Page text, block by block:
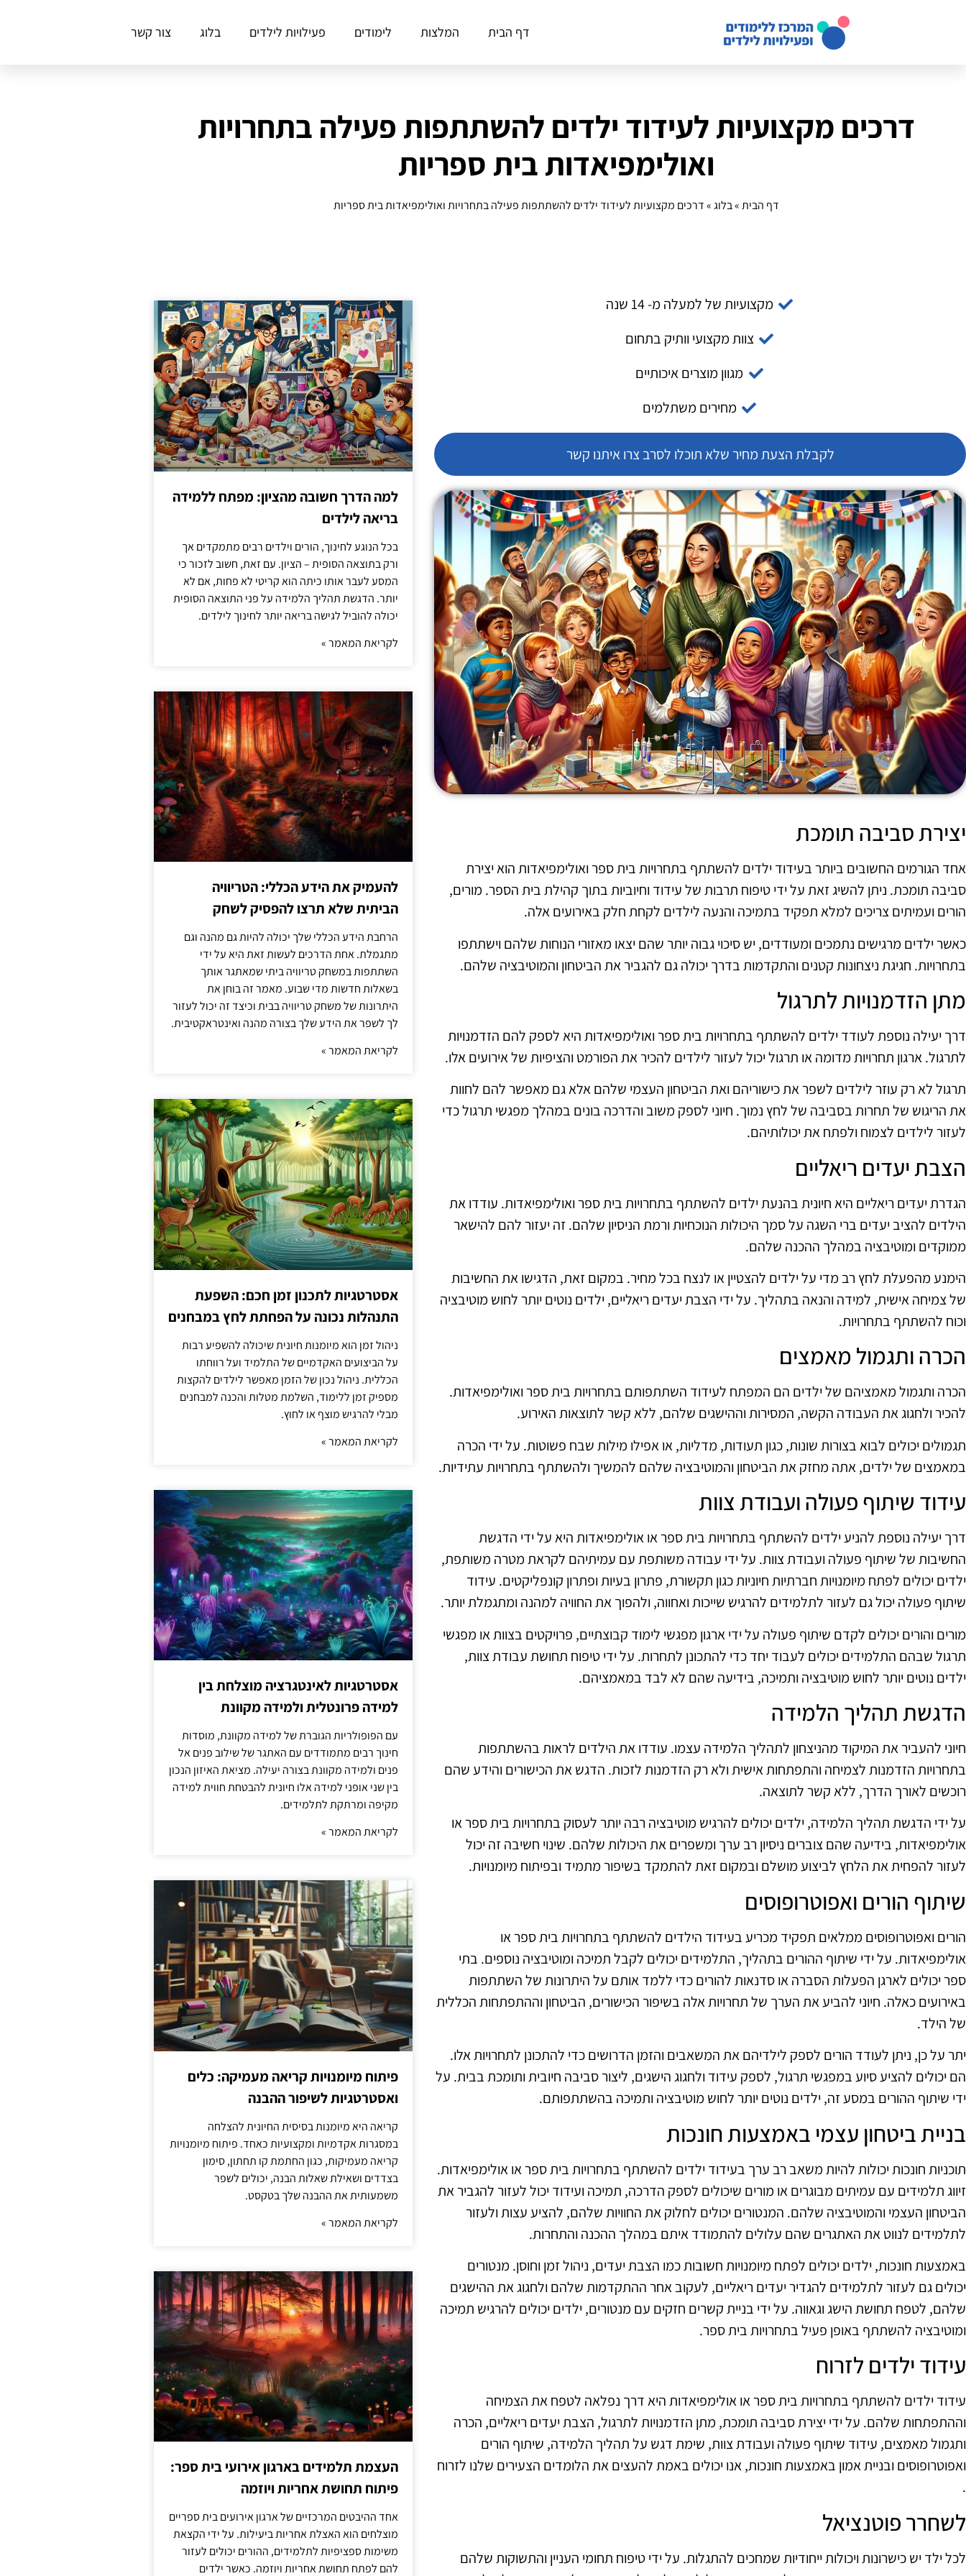
דף הבית המלצות לימודים פעילויות לילדים בלוג צור קשר
דרכים מקצועיות לעידוד ילדים להשתתפות פעילה בתחרויות
ואולימפיאדות בית ספריות
דף הבית»בלוג»דרכים מקצועיות לעידוד ילדים להשתתפות פעילה בתחרויות ואולימפיאדות בית ספריות
מקצועיות של למעלה מ- 14 שנה
צוות מקצועי וותיק בתחום
מגוון מוצרים איכותיים
מחירים משתלמים
לקבלת הצעת מחיר שלא תוכלו לסרב צרו איתנו קשר
יצירת סביבה תומכת
אחד הגורמים החשובים ביותר בעידוד ילדים להשתתף בתחרויות בית ספר ואולימפיאדות הוא יצירת
סביבה תומכת. ניתן להשיג זאת על ידי טיפוח תרבות של עידוד וחיוביות בתוך קהילת בית הספר. מורים,
הורים ועמיתים צריכים למלא תפקיד בתמיכה והנעה לילדים לקחת חלק באירועים אלה.
כאשר ילדים מרגישים נתמכים ומעודדים, יש סיכוי גבוה יותר שהם יצאו מאזורי הנוחות שלהם וישתתפו
בתחרויות. חגיגת ניצחונות קטנים והתקדמות בדרך יכולה גם להגביר את הביטחון והמוטיבציה שלהם.
מתן הזדמנויות לתרגול
דרך יעילה נוספת לעודד ילדים להשתתף בתחרויות בית ספר ואולימפיאדות היא לספק להם הזדמנויות
לתרגול. ארגון תחרויות מדומה או תרגול יכול לעזור לילדים להכיר את הפורמט והציפיות של אירועים אלו.
תרגול לא רק עוזר לילדים לשפר את כישוריהם ואת הביטחון העצמי שלהם אלא גם מאפשר להם לחוות
את הריגוש של תחרות בסביבה של לחץ נמוך. חיוני לספק משוב והדרכה בונים במהלך מפגשי תרגול כדי
לעזור לילדים לצמוח ולפתח את יכולותיהם.
הצבת יעדים ריאליים
הגדרת יעדים ריאליים היא חיונית בהנעת ילדים להשתתף בתחרויות בית ספר ואולימפיאדות. עודדו את
הילדים להציב יעדים ברי השגה על סמך היכולות הנוכחיות ורמת הניסיון שלהם. זה יעזור להם להישאר
ממוקדים ומוטיבציה במהלך ההכנה שלהם.
הימנע מהפעלת לחץ רב מדי על ילדים להצטיין או לנצח בכל מחיר. במקום זאת, הדגישו את החשיבות
של צמיחה אישית, למידה והנאה בתהליך. על ידי הצבת יעדים ריאליים, ילדים נוטים יותר לחוש מוטיבציה
וכוח להשתתף בתחרויות.
הכרה ותגמול מאמצים
הכרה ותגמול מאמציהם של ילדים הם המפתח לעידוד השתתפותם בתחרויות בית ספר ואולימפיאדות.
להכיר ולחגוג את העבודה הקשה, המסירות וההישגים שלהם, ללא קשר לתוצאות האירוע.
תגמולים יכולים לבוא בצורות שונות, כגון תעודות, מדליות, או אפילו מילות שבח פשוטות. על ידי הכרה
במאמצים של ילדים, אתה מחזק את הביטחון והמוטיבציה שלהם להמשיך ולהשתתף בתחרויות עתידיות.
עידוד שיתוף פעולה ועבודת צוות
דרך יעילה נוספת להניע ילדים להשתתף בתחרויות בית ספר או אולימפיאדות היא על ידי הדגשת
החשיבות של שיתוף פעולה ועבודת צוות. על ידי עבודה משותפת עם עמיתיהם לקראת מטרה משותפת,
ילדים יכולים לפתח מיומנויות חברתיות חיוניות כגון תקשורת, פתרון בעיות ופתרון קונפליקטים. עידוד
שיתוף פעולה יכול גם לעזור לתלמידים להרגיש שייכות ואחווה, ולהפוך את החוויה למהנה ומתגמלת יותר.
מורים והורים יכולים לקדם שיתוף פעולה על ידי ארגון מפגשי לימוד קבוצתיים, פרויקטים בצוות או מפגשי
תרגול שבהם התלמידים יכולים לעבוד יחד כדי להתכונן לתחרות. על ידי טיפוח תחושת עבודת צוות,
ילדים נוטים יותר לחוש מוטיבציה ותמיכה, בידיעה שהם לא לבד במאמציהם.
הדגשת תהליך הלמידה
חיוני להעביר את המיקוד מהניצחון לתהליך הלמידה עצמו. עודדו את הילדים לראות בהשתתפות
בתחרויות הזדמנות לצמיחה והתפתחות אישית ולא רק הזדמנות לזכות. הדגש את הכישורים והידע שהם
רוכשים לאורך הדרך, ללא קשר לתוצאה.
על ידי הדגשת תהליך הלמידה, ילדים יכולים להרגיש מוטיבציה רבה יותר לעסוק בתחרויות בית ספר או
אולימפיאדות, בידיעה שהם צוברים ניסיון רב ערך ומשפרים את היכולות שלהם. שינוי חשיבה זה יכול
לעזור להפחית את הלחץ לביצוע מושלם ובמקום זאת להתמקד בשיפור מתמיד ובפיתוח מיומנויות.
שיתוף הורים ואפוטרופוסים
הורים ואפוטרופוסים ממלאים תפקיד מכריע בעידוד הילדים להשתתף בתחרויות בית ספר או
אולימפיאדות. על ידי שיתוף ההורים בתהליך, התלמידים יכולים לקבל תמיכה ומוטיבציה נוספים. בתי
ספר יכולים לארגן הפעלות הסברה או סדנאות להורים כדי ללמד אותם על היתרונות של השתתפות
באירועים כאלה. חיוני להביע את הערך של תחרויות אלה בשיפור הכישורים, הביטחון וההתפתחות הכללית
של הילד.
יתר על כן, ניתן לעודד הורים לספק לילדיהם את המשאבים והזמן הדרושים כדי להתכונן לתחרויות אלו.
הם יכולים להציע סיוע במפגשי תרגול, לספק עידוד ולחגוג הישגים, ליצור סביבה חיובית ותומכת בבית. על
ידי שיתוף ההורים במסע זה, ילדים נוטים יותר לחוש מוטיבציה ותמיכה בהשתתפותם.
בניית ביטחון עצמי באמצעות חונכות
תוכניות חונכות יכולות להיות משאב רב ערך בעידוד ילדים להשתתף בתחרויות בית ספר או אולימפיאדות.
זיווג תלמידים עם עמיתים מבוגרים או מורים שיכולים לספק הדרכה, תמיכה ועידוד יכול לעזור להגביר את
הביטחון העצמי והמוטיבציה שלהם. המנטורים יכולים לחלוק את החוויות שלהם, להציע עצות ולעזור
לתלמידים לנווט את האתגרים שהם עלולים להתמודד איתם במהלך ההכנה והתחרות.
באמצעות חונכות, ילדים יכולים לפתח מיומנויות חשובות כמו הצבת יעדים, ניהול זמן וחוסן. מנטורים
יכולים גם לעזור לתלמידים להגדיר יעדים ריאליים, לעקוב אחר ההתקדמות שלהם ולחגוג את ההישגים
שלהם, לטפח תחושת הישג וגאווה. על ידי בניית קשרים חזקים עם מנטורים, ילדים יכולים להרגיש תמיכה
ומוטיבציה להשתתף באופן פעיל בתחרויות בית ספר.
עידוד ילדים לזרוח
עידוד ילדים להשתתף בתחרויות בית ספר או אולימפיאדות היא דרך נפלאה לטפח את הצמיחה
וההתפתחות שלהם. על ידי יצירת סביבה תומכת, מתן הזדמנויות לתרגול, הצבת יעדים ריאליים, הכרה
ותגמול מאמצים, עידוד שיתוף פעולה ועבודת צוות, שימת דגש על תהליך הלמידה, שיתוף הורים
ואפוטרופוסים ובניית אמון באמצעות חונכות, אנו יכולים באמת להעצים את הלומדים הצעירים שלנו לזרוח
.
לשחרר פוטנציאל
לכל ילד יש כישרונות ויכולות ייחודיות שמחכים להתגלות. על ידי טיפוח תחומי העניין והתשוקות שלהם
למה הדרך חשובה מהציון: מפתח ללמידה
בריאה לילדים
בכל הנוגע לחינוך, הורים וילדים רבים מתמקדים אך
ורק בתוצאה הסופית – הציון. עם זאת, חשוב לזכור כי
המסע לעבר אותו כיתה הוא קריטי לא פחות, אם לא
יותר. הדגשת תהליך הלמידה על פני התוצאה הסופית
יכולה להוביל לגישה בריאה יותר לחינוך לילדים.
לקריאת המאמר »
להעמיק את הידע הכללי: הטריוויה
הביתית שלא תרצו להפסיק לשחק
הרחבת הידע הכללי שלך יכולה להיות גם מהנה וגם
מתגמלת. אחת הדרכים לעשות זאת היא על ידי
השתתפות במשחק טריוויה ביתי שמאתגר אותך
בשאלות חדשות מדי שבוע. מאמר זה בוחן את
היתרונות של משחק טריוויה בבית וכיצד זה יכול לעזור
לך לשפר את הידע שלך בצורה מהנה ואינטראקטיבית.
לקריאת המאמר »
אסטרטגיות לתכנון זמן חכם: השפעת
התנהלות נכונה על הפחתת לחץ במבחנים
ניהול זמן הוא מיומנות חיונית שיכולה להשפיע רבות
על הביצועים האקדמיים של התלמיד ועל רווחתו
הכללית. ניהול נכון של הזמן מאפשר לילדים להקצות
מספיק זמן ללימוד, השלמת מטלות והכנה למבחנים
מבלי להרגיש מוצף או לחוץ.
לקריאת המאמר »
אסטרטגיות לאינטגרציה מוצלחת בין
למידה פרונטלית ולמידה מקוונת
עם הפופולריות הגוברת של למידה מקוונת, מוסדות
חינוך רבים מתמודדים עם האתגר של שילוב פנים אל
פנים ולמידה מקוונת בצורה יעילה. מציאת האיזון הנכון
בין שני אופני למידה אלו חיונית להבטחת חווית למידה
מקיפה ומרתקת לתלמידים.
לקריאת המאמר »
פיתוח מיומנויות קריאה מעמיקה: כלים
ואסטרטגיות לשיפור ההבנה
קריאה היא מיומנות בסיסית החיונית להצלחה
במסגרות אקדמיות ומקצועיות כאחד. פיתוח מיומנויות
קריאה מעמיקות, כגון החתמת קו תחתון, סימון
בצדדים ושאילת שאלות הבנה, יכולים לשפר
משמעותית את ההבנה שלך בטקסט.
לקריאת המאמר »
העצמת תלמידים בארגון אירועי בית ספר:
פיתוח תחושת אחריות ויוזמה
אחד ההיבטים המרכזיים של ארגון אירועים בית ספריים
מוצלחים הוא האצלת אחריות ביעילות. על ידי הקצאת
משימות ספציפיות לתלמידים, ההורים יכולים לעזור
להם לפתח תחושת אחריות ויוזמה. כאשר ילדים